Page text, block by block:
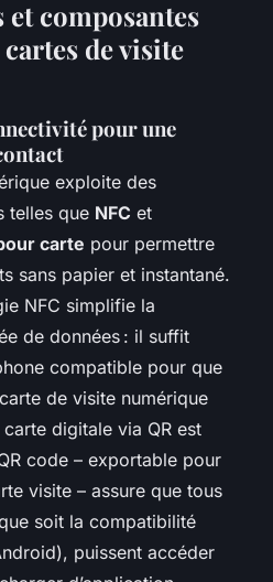
composantes
de visite
pour une
exploite des
telles que NFC et
carte pour permettre
sans papier et instantané.
NFC simplifie la
de données : il suffit
compatible pour que
de visite numérique
digitale via QR est
code – exportable pour
visite – assure que tous
soit la compatibilité
puissent accéder